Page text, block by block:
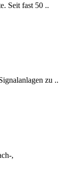
Seit fast 50 ..
zu ..
,